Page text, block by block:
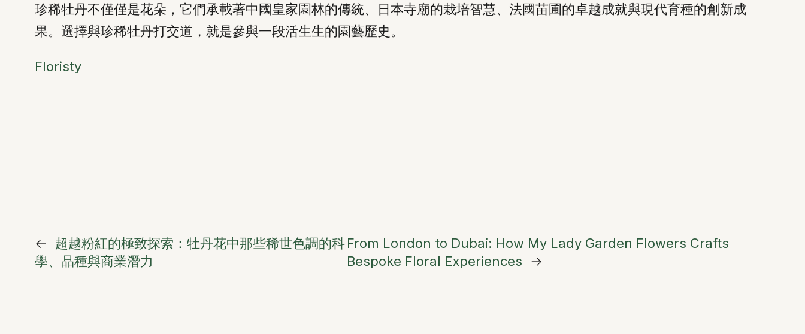
珍稀牡丹不僅僅是花朵，它們承載著中國皇家園林的傳統、日本寺廟的栽培智慧、法國苗圃的卓越成就與現代育種的創新成
果。選擇與珍稀牡丹打交道，就是參與一段活生生的園藝歷史。
Floristy
←
超越粉紅的極致探索：牡丹花中那些稀世色調的科
學、品種與商業潛力
From London to Dubai: How My Lady Garden Flowers Crafts
Bespoke Floral Experiences
→